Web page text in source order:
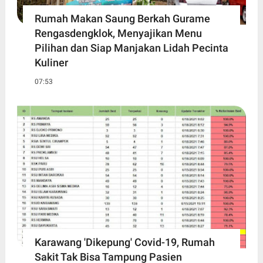
Rumah Makan Saung Berkah Gurame
Rengasdengklok, Menyajikan Menu
Pilihan dan Siap Manjakan Lidah Pecinta
Kuliner
07:53
Karawang 'Dikepung' Covid-19, Rumah
Sakit Tak Bisa Tampung Pasien